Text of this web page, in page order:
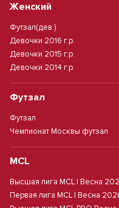
Женский
Футзал(дев.)
Девочки 2016 г.р.
Девочки 2015 г.р.
Девочки 2014 г.р.
Футзал
Футзал
Чемпионат Москвы футзал
MCL
Высшая лига MCL | Весна
Первая лига MCL | Весна